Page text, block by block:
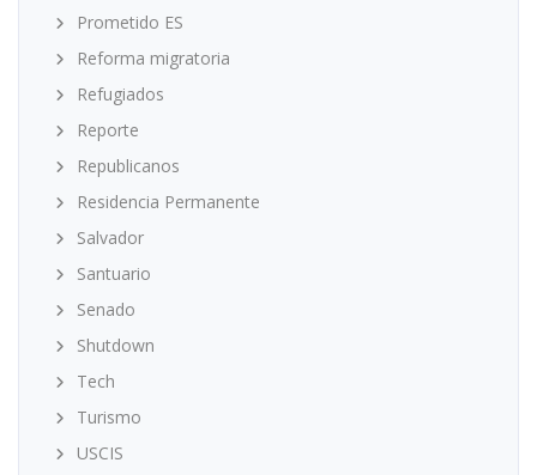
Prometido ES
Reforma migratoria
Refugiados
Reporte
Republicanos
Residencia Permanente
Salvador
Santuario
Senado
Shutdown
Tech
Turismo
USCIS